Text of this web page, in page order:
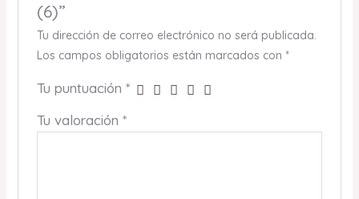
(6)”
Tu dirección de correo electrónico no será publicada.
Los campos obligatorios están marcados con *
Tu puntuación *
Tu valoración *